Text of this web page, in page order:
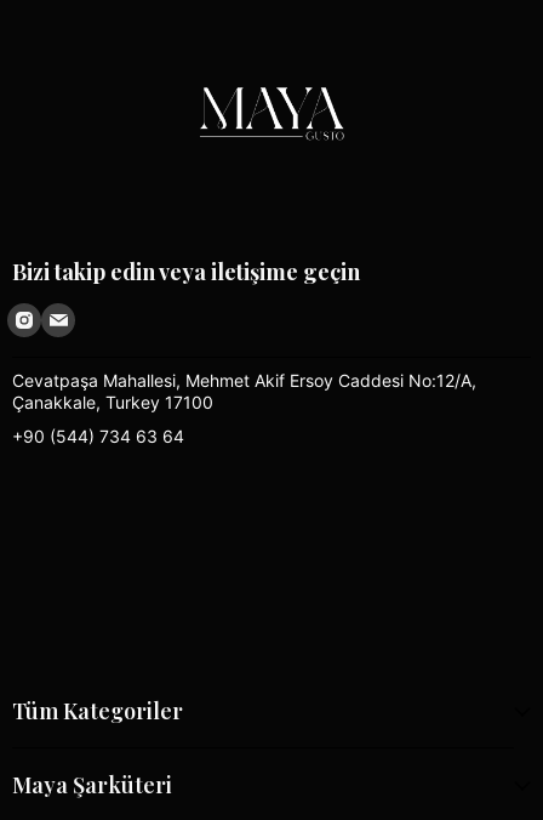
Bizi takip edin veya iletişime geçin
Cevatpaşa Mahallesi, Mehmet Akif Ersoy Caddesi No:12/A,
Çanakkale, Turkey 17100
+90 (544) 734 63 64
Tüm Kategoriler
Maya Şarküteri